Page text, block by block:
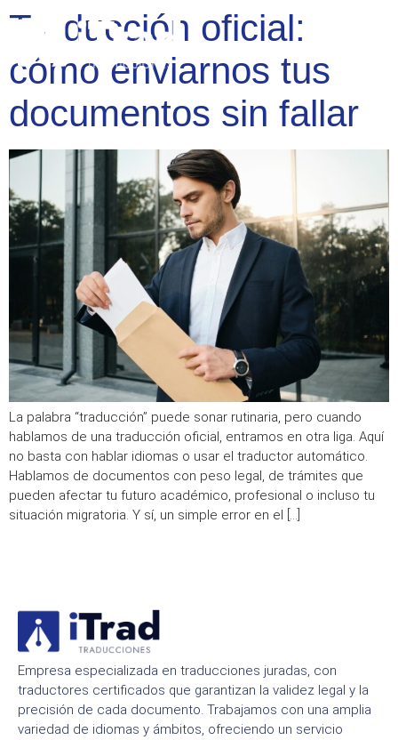
Traducción oficial:
cómo enviarnos tus
documentos sin fallar
La palabra “traducción” puede sonar rutinaria, pero cuando
hablamos de una traducción oficial, entramos en otra liga. Aquí
no basta con hablar idiomas o usar el traductor automático.
Hablamos de documentos con peso legal, de trámites que
pueden afectar tu futuro académico, profesional o incluso tu
situación migratoria. Y sí, un simple error en el […]
Empresa especializada en traducciones juradas, con
traductores certificados que garantizan la validez legal y la
precisión de cada documento. Trabajamos con una amplia
variedad de idiomas y ámbitos, ofreciendo un servicio